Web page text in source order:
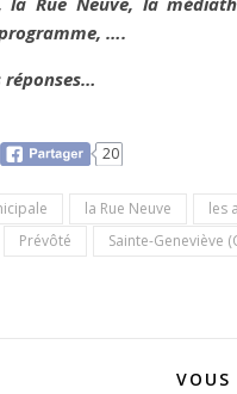
….
réponses…
20
la Rue Neuve les
Prévôté Sainte-Geneviève
VOUS